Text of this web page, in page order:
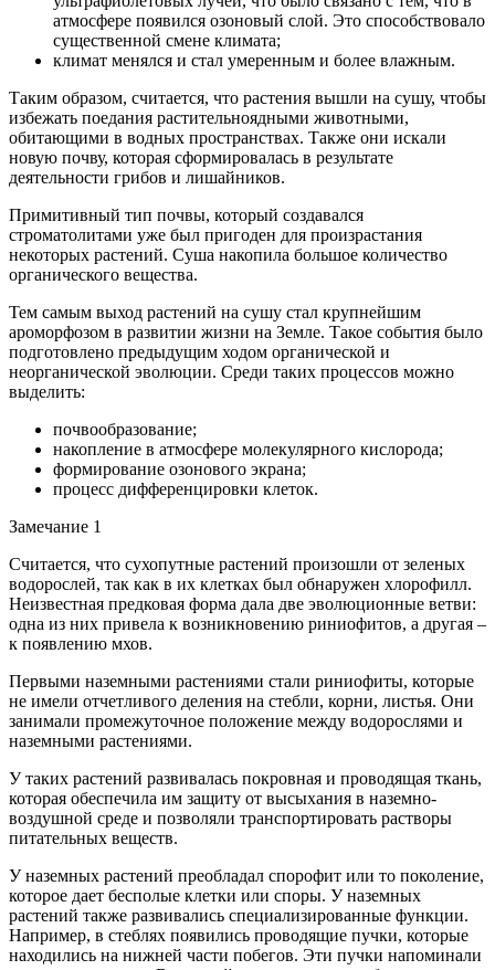
атмосфере появился озоновый слой. Это способствовало
существенной смене климата;
климат менялся и стал умеренным и более влажным.
Таким образом, считается, что растения вышли на сушу, чтобы
избежать поедания растительноядными животными,
обитающими в водных пространствах. Также они искали
новую почву, которая сформировалась в результате
деятельности грибов и лишайников.
Примитивный тип почвы, который создавался
строматолитами уже был пригоден для произрастания
некоторых растений. Суша накопила большое количество
органического вещества.
Тем самым выход растений на сушу стал крупнейшим
ароморфозом в развитии жизни на Земле. Такое события было
подготовлено предыдущим ходом органической и
неорганической эволюции. Среди таких процессов можно
выделить:
почвообразование;
накопление в атмосфере молекулярного кислорода;
формирование озонового экрана;
процесс дифференцировки клеток.
Замечание 1
Считается, что сухопутные растений произошли от зеленых
водорослей, так как в их клетках был обнаружен хлорофилл.
Неизвестная предковая форма дала две эволюционные ветви:
одна из них привела к возникновению риниофитов, а другая –
к появлению мхов.
Первыми наземными растениями стали риниофиты, которые
не имели отчетливого деления на стебли, корни, листья. Они
занимали промежуточное положение между водорослями и
наземными растениями.
У таких растений развивалась покровная и проводящая ткань,
которая обеспечила им защиту от высыхания в наземно-
воздушной среде и позволяли транспортировать растворы
питательных веществ.
У наземных растений преобладал спорофит или то поколение,
которое дает бесполые клетки или споры. У наземных
растений также развивались специализированные функции.
Например, в стеблях появились проводящие пучки, которые
находились на нижней части побегов. Эти пучки напоминали